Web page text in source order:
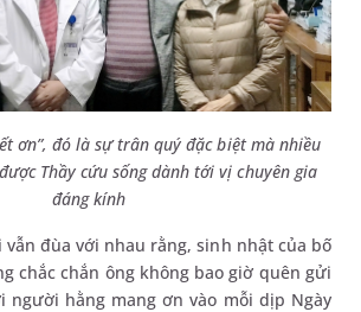
ơn”, đó là sự trân quý đặc biệt mà nhiều
Thầy cứu sống dành tới vị chuyên gia
đáng kính
vẫn đùa với nhau rằng, sinh nhật của bố
chắc chắn ông không bao giờ quên gửi
người hằng mang ơn vào mỗi dịp Ngày